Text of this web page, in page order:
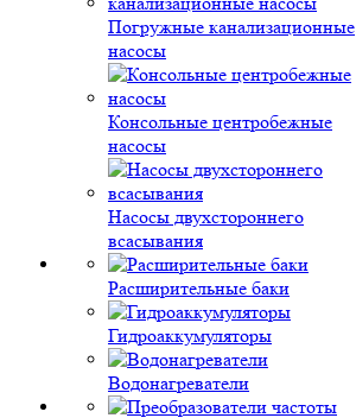
Погружные канализационные
насосы
Консольные центробежные
насосы
Насосы двухстороннего
всасывания
Расширительные баки
Гидроаккумуляторы
Водонагреватели